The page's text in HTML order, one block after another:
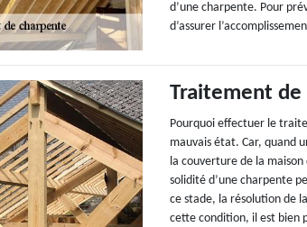
d’une charpente. Pour
d’assurer
Traitement de
Pourquoi effectuer le
mauvais état. Car, quand
la couverture de la
solidité d’une charpente
ce stade, la résolution de
cette condition, il est bien